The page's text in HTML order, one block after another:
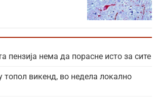
пензија нема да порасне исто за сите
топол викенд, во недела локално